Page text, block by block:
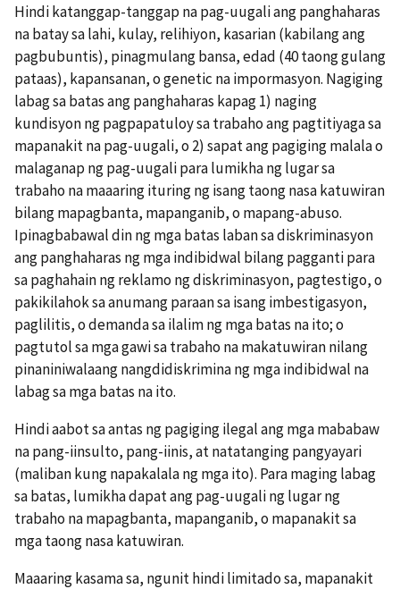
Hindi katanggap-tanggap na pag-uugali ang panghaharas
na batay sa lahi, kulay, relihiyon, kasarian (kabilang ang
pagbubuntis), pinagmulang bansa, edad (40 taong gulang
pataas), kapansanan, o genetic na impormasyon. Nagiging
labag sa batas ang panghaharas kapag 1) naging
kundisyon ng pagpapatuloy sa trabaho ang pagtitiyaga sa
mapanakit na pag-uugali, o 2) sapat ang pagiging malala o
malaganap ng pag-uugali para lumikha ng lugar sa
trabaho na maaaring ituring ng isang taong nasa katuwiran
bilang mapagbanta, mapanganib, o mapang-abuso.
Ipinagbabawal din ng mga batas laban sa diskriminasyon
ang panghaharas ng mga indibidwal bilang pagganti para
sa paghahain ng reklamo ng diskriminasyon, pagtestigo, o
pakikilahok sa anumang paraan sa isang imbestigasyon,
paglilitis, o demanda sa ilalim ng mga batas na ito; o
pagtutol sa mga gawi sa trabaho na makatuwiran nilang
pinaniniwalaang nangdidiskrimina ng mga indibidwal na
labag sa mga batas na ito.
Hindi aabot sa antas ng pagiging ilegal ang mga mababaw
na pang-iinsulto, pang-iinis, at natatanging pangyayari
(maliban kung napakalala ng mga ito). Para maging labag
sa batas, lumikha dapat ang pag-uugali ng lugar ng
trabaho na mapagbanta, mapanganib, o mapanakit sa
mga taong nasa katuwiran.
Maaaring kasama sa, ngunit hindi limitado sa, mapanakit